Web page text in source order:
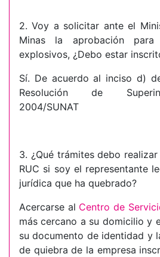
2. Voy a solicitar ante el
Minas la aprobación
explosivos, ¿Debo estar
Sí. De acuerdo al inciso d)
Resolución de
2004/SUNAT
3. ¿Qué trámites debo
RUC si soy el representante
jurídica que ha quebrado?
Acercarse al Centro de
más cercano a su domicilio y
su documento de identidad y
de quiebra de la empresa